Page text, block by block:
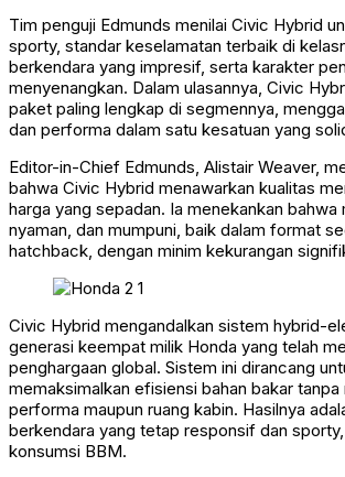
Tim penguji Edmunds menilai Civic Hybrid
sporty, standar keselamatan terbaik di
berkendara yang impresif, serta karakter
menyenangkan. Dalam ulasannya, Civic
paket paling lengkap di segmennya,
dan performa dalam satu kesatuan yang
Editor-in-Chief Edmunds, Alistair Weaver,
bahwa Civic Hybrid menawarkan kualitas
harga yang sepadan. Ia menekankan bahwa
nyaman, dan mumpuni, baik dalam format
hatchback, dengan minim kekurangan
Civic Hybrid mengandalkan sistem hybrid-
generasi keempat milik Honda yang telah
penghargaan global. Sistem ini dirancang
memaksimalkan efisiensi bahan bakar tanpa
performa maupun ruang kabin. Hasilnya
berkendara yang tetap responsif dan
konsumsi BBM.